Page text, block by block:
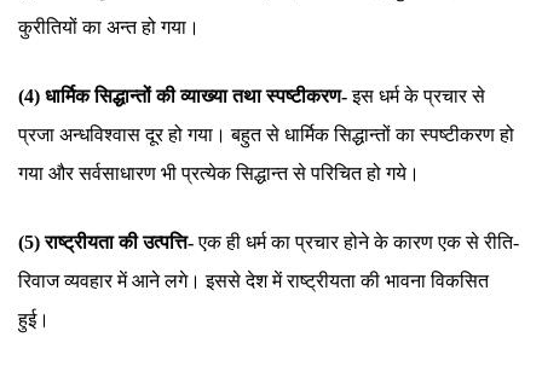
कुरीतियों का अन्त हो गया।
(4) धार्मिक सिद्धान्तों की व्याख्या तथा स्पष्टीकरण-इस धर्म के प्रचार से
प्रजा अन्धविश्वास दूर हो गया। बहुत से धार्मिक सिद्धान्तों का स्पष्टीकरण हो
गया और सर्वसाधारण भी प्रत्येक सिद्धान्त से परिचित हो गये।
(5) राष्ट्रीयता की उत्पत्ति-एक ही धर्म का प्रचार होने के कारण एक से रीति-
रिवाज व्यवहार में आने लगे। इससे देश में राष्ट्रीयता की भावना विकसित
हुई।